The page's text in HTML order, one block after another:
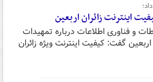
اینترنت زائران اربعین
و فناوری اطلاعات درباره تمهیدات
اربعین گفت: کیفیت اینترنت ویژه زائران